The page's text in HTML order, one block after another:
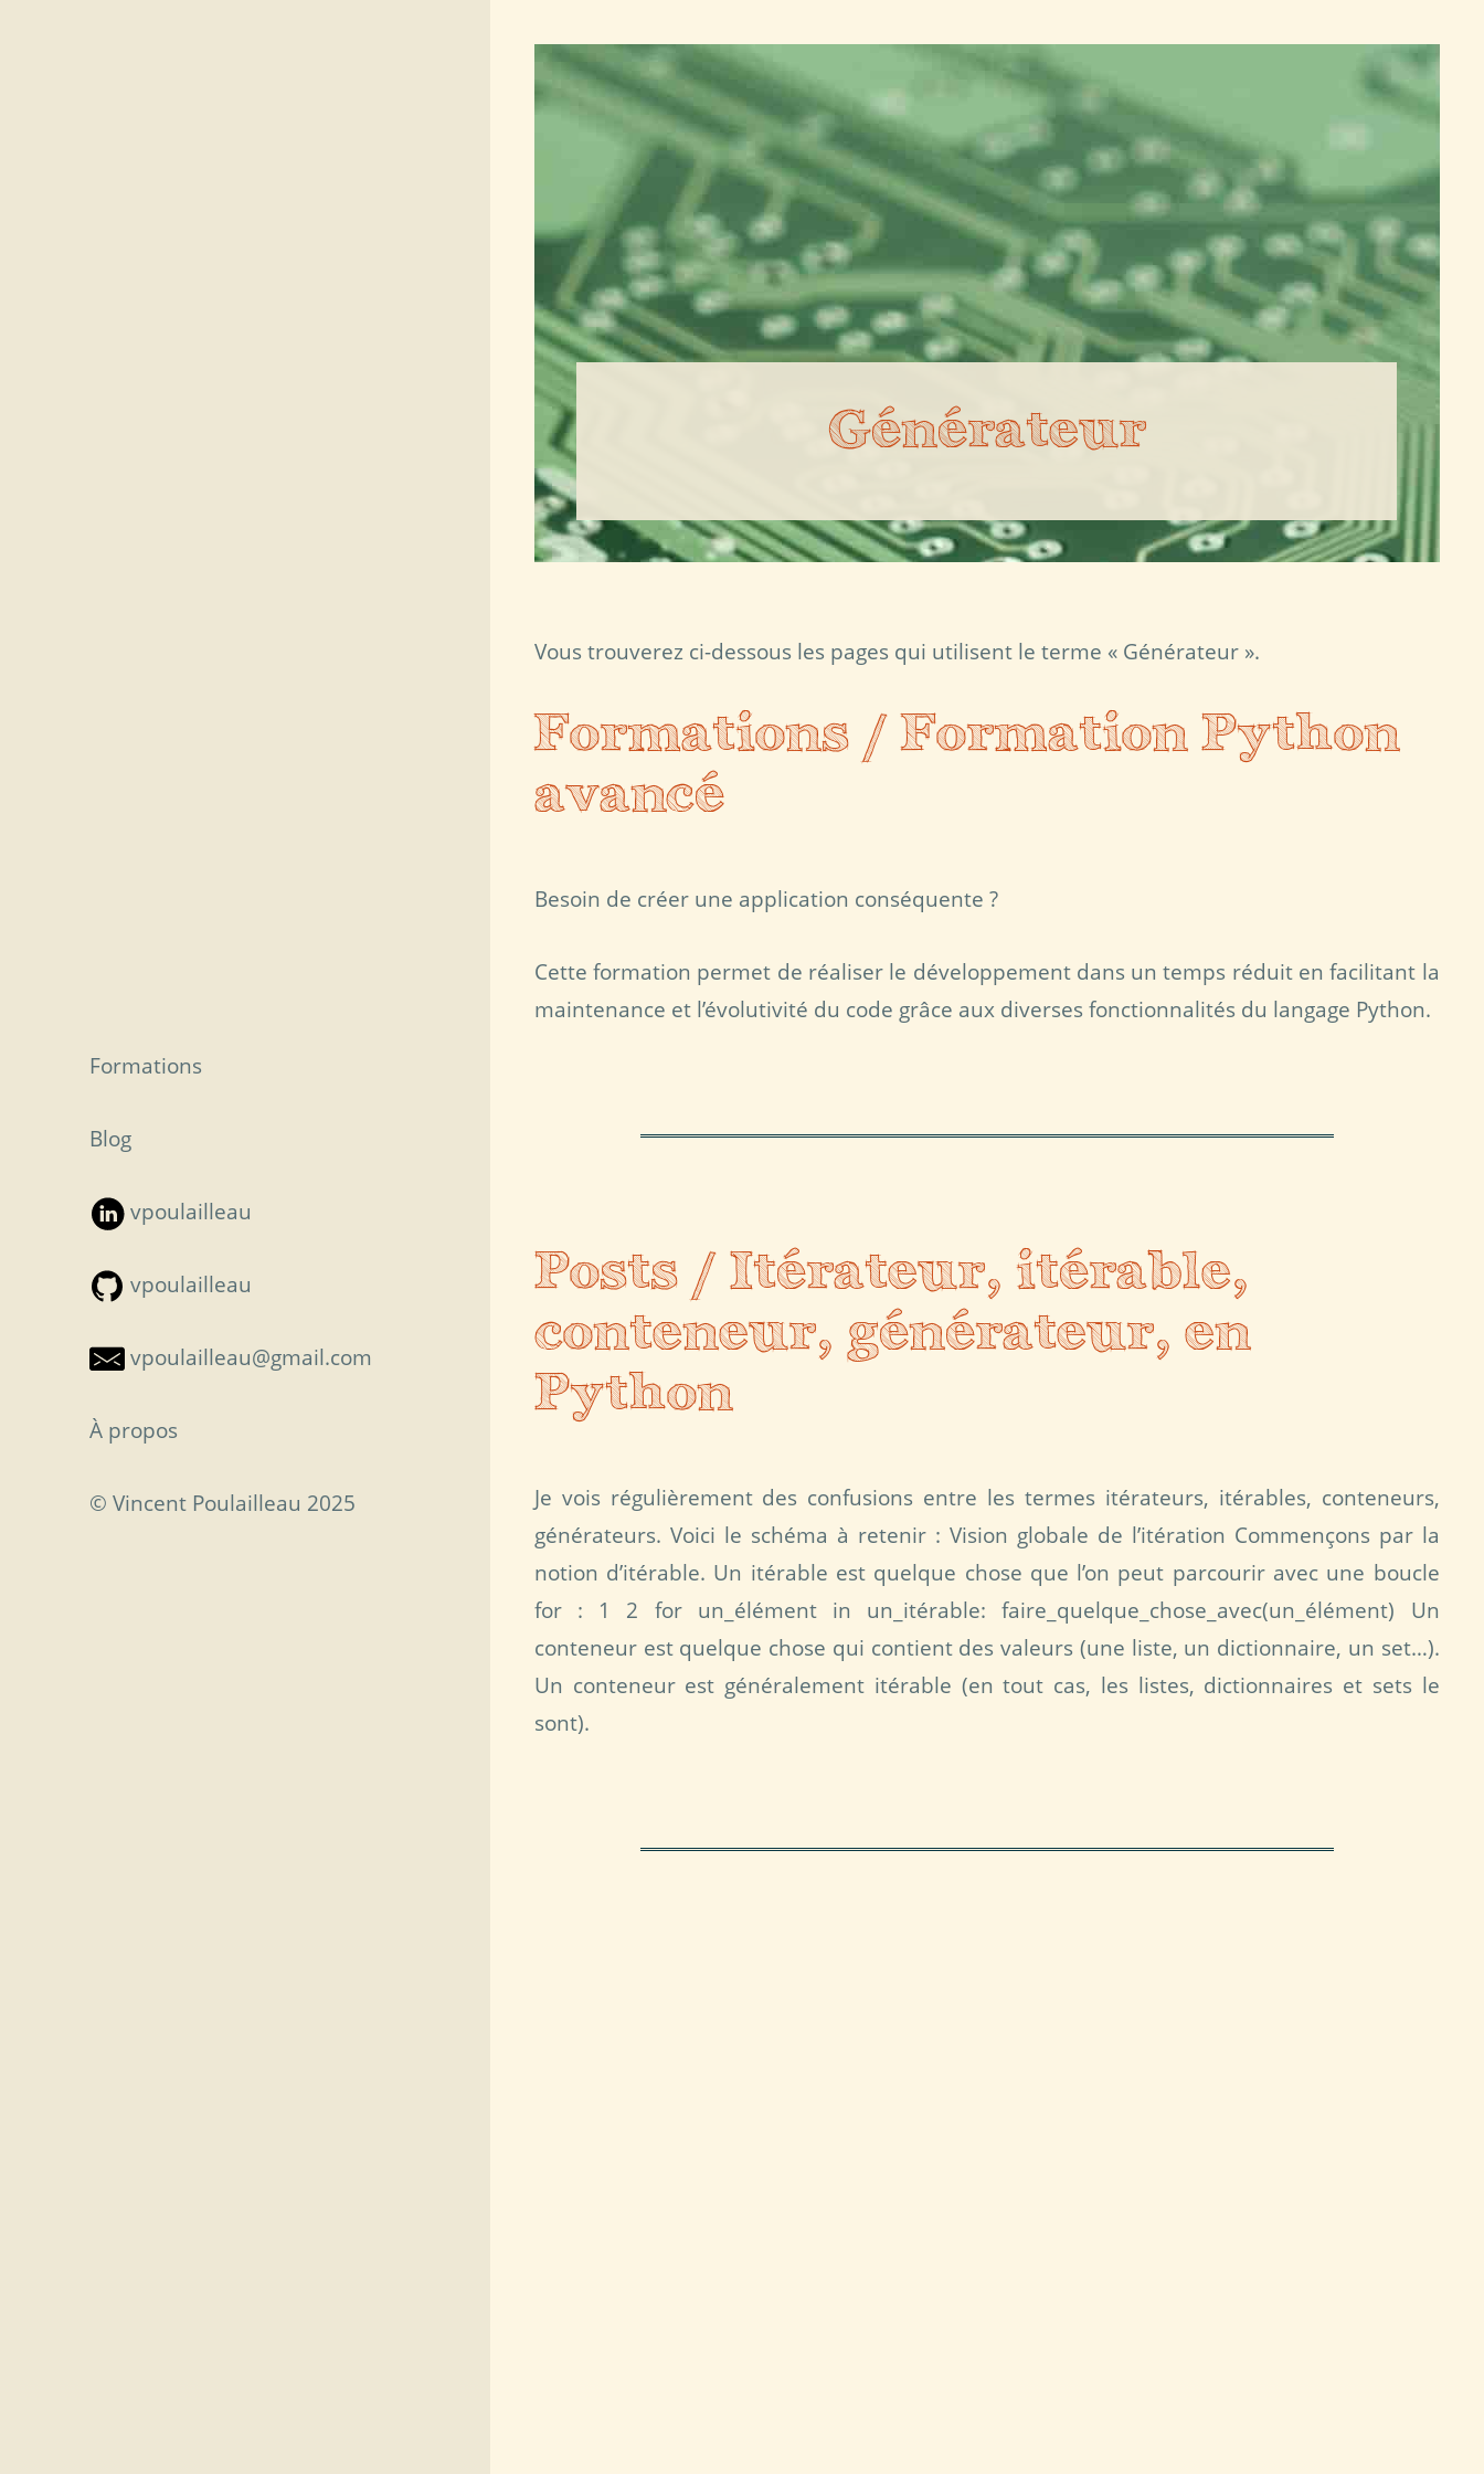
Générateur
Vous trouverez ci-dessous les pages qui utilisent le terme « Générateur ».
Formations / Formation Python
avancé
Besoin de créer une application conséquente ?
Cette formation permet de réaliser le développement dans un temps réduit en facilitant la
maintenance et l’évolutivité du code grâce aux diverses fonctionnalités du langage Python.
Posts / Itérateur, itérable,
conteneur, générateur, en
Python
Je vois régulièrement des confusions entre les termes itérateurs, itérables, conteneurs,
générateurs. Voici le schéma à retenir : Vision globale de l’itération Commençons par la
notion d’itérable. Un itérable est quelque chose que l’on peut parcourir avec une boucle
for : 1 2 for un_élément in un_itérable: faire_quelque_chose_avec(un_élément) Un
conteneur est quelque chose qui contient des valeurs (une liste, un dictionnaire, un set…).
Un conteneur est généralement itérable (en tout cas, les listes, dictionnaires et sets le
sont).
Formations
Blog
vpoulailleau
vpoulailleau
vpoulailleau@gmail.com
À propos
© Vincent Poulailleau 2025